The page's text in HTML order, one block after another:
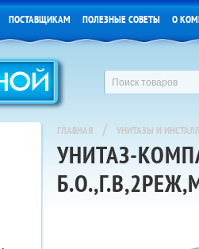
ПОСТАВЩИКАМ ПОЛЕЗНЫЕ СОВЕТЫ О
ГЛАВНАЯ / УНИТАЗЫ И
УНИТАЗ-